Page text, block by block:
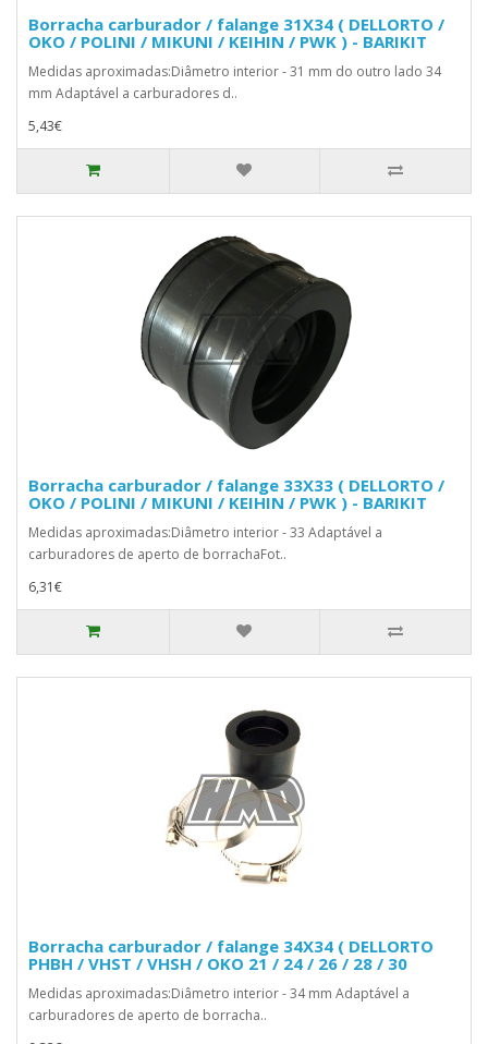
Borracha carburador / falange 31X34 ( DELLORTO /
OKO / POLINI / MIKUNI / KEIHIN / PWK ) - BARIKIT
Medidas aproximadas:Diâmetro interior - 31 mm do outro lado 34
mm Adaptável a carburadores d..
5,43€
Borracha carburador / falange 33X33 ( DELLORTO /
OKO / POLINI / MIKUNI / KEIHIN / PWK ) - BARIKIT
Medidas aproximadas:Diâmetro interior - 33 Adaptável a
carburadores de aperto de borrachaFot..
6,31€
Borracha carburador / falange 34X34 ( DELLORTO
PHBH / VHST / VHSH / OKO 21 / 24 / 26 / 28 / 30
Medidas aproximadas:Diâmetro interior - 34 mm Adaptável a
carburadores de aperto de borracha..